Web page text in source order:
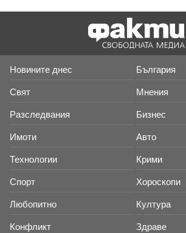
Новините днес България
Свят Мнения
Разследвания Бизнес
Имоти Авто
Технологии Крими
Спорт Хороскопи
Любопитно Култура
Конфликт Здраве